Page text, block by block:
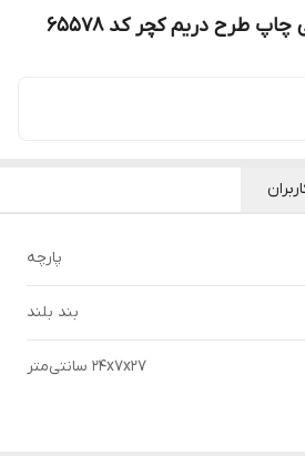
طرح دریم کچر کد 65578
پارچه
بند بلند
۲۴x۷x۲۷ سانتی‌متر